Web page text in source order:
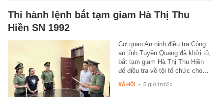
Thi hành lệnh bắt tạm giam Hà Thị Thu
Hiền SN 1992
Cơ quan An ninh điều tra Công
an tỉnh Tuyên Quang đã khởi tố,
bắt tạm giam Hà Thị Thu Hiền
để điều tra về tội tổ chức cho…
XÃ HỘI - 5 giờ trước